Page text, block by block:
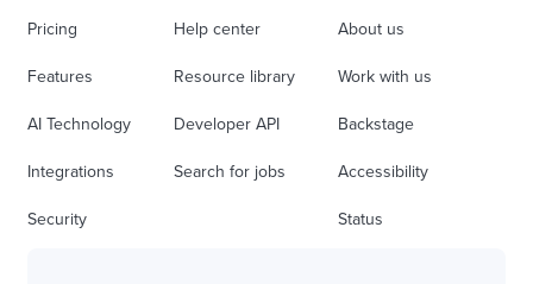
Pricing
Features
AI Technology
Integrations
Security
Help center
Resource library
Developer API
Search for jobs
About us
Work with us
Backstage
Accessibility
Status